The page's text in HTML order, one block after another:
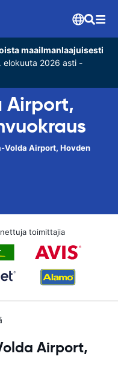
maailmanlaajuisesti
elokuuta 2026 asti -
Airport,
Volda Airport, Hovden
toimittajia
Airport,